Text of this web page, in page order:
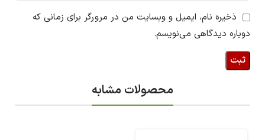
ذخیره نام، ایمیل و وبسایت من در مرورگر برای زمانی که
دوباره دیدگاهی می‌نویسم.
محصولات مشابه